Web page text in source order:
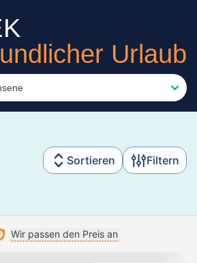
Urlaub
Sortieren Filtern
Wir passen den Preis an